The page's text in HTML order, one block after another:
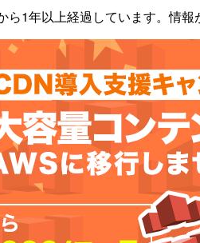
ら1年以上経過しています。情